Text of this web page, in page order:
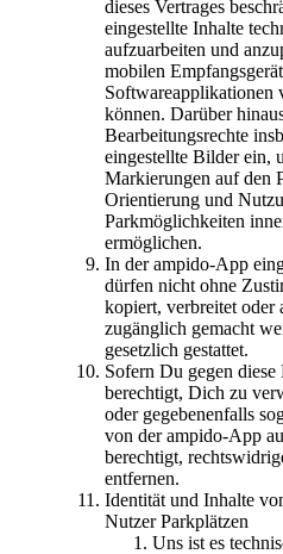
dieses Vertrages
eingestellte Inhalte
aufzuarbeiten und
mobilen
Softwareapplikationen
können. Darüber
Bearbeitungsrechte
eingestellte Bilder ein,
Markierungen auf den
Orientierung und
Parkmöglichkeiten
ermöglichen.
In der ampido-App
dürfen nicht ohne
kopiert, verbreitet
zugänglich gemacht
gesetzlich gestattet.
Sofern Du gegen
berechtigt, Dich zu
oder gegebenenfalls
von der ampido-App
berechtigt,
entfernen.
Identität und Inhalte
Nutzer Parkplätzen
Uns ist es